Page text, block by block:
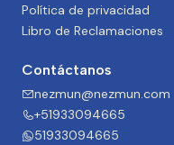
Política de privacidad
Libro de Reclamaciones
Contáctanos
nezmun@nezmun.com
+51933094665
51933094665